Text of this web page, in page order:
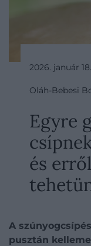
2026. január
Oláh-Bebesi
Egyre
és
A
pusztán